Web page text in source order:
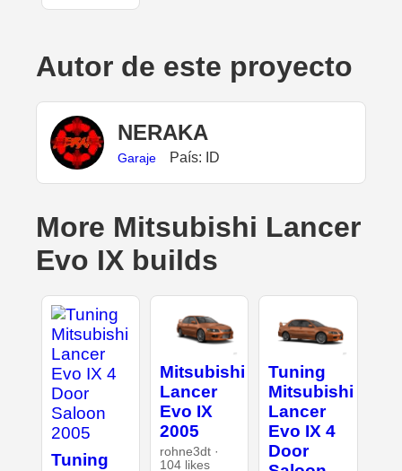
Autor de este proyecto
NERAKA
Garaje País: ID
More Mitsubishi Lancer
Evo IX builds
Tuning
Mitsubishi
Lancer
Evo IX
2005
rohne3dt ·
104 likes
Tuning
Mitsubishi
Lancer
Evo IX 4
Door